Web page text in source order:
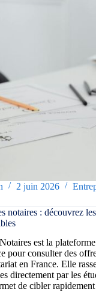
2 juin 2026
notaires : découvrez les
est la plateforme
pour consulter des
en France. Elle
directement par les
de cibler rapidement